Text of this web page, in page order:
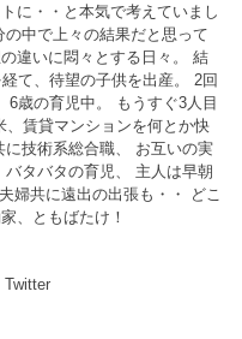
に・・と本気で考えていまし
中で上々の結果だと思って
違いに悶々とする日々。 結
て、待望の子供を出産。 2回
6歳の育児中。 もうすぐ3人目
、賃貸マンションを何とか快
技術系総合職、 お互いの実
タバタの育児、 主人は早朝
婦共に遠出の出張も・・ どこ
、ともばたけ！
Twitter